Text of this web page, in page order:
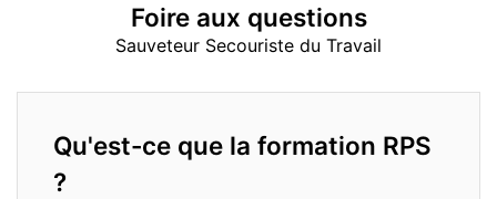
Foire aux questions
Sauveteur Secouriste du Travail
Qu'est-ce que la formation RPS
?